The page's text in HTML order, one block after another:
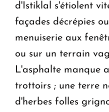
d'Istiklal s'étiolent
façades décrépies
menuiserie aux
ou sur un terrain
L'asphalte manque
trottoirs ; une terre
d'herbes folles